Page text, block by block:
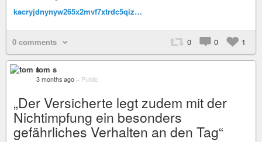
kacryjdnynyw265x2mvf7xtrdc5qiz…
0 comments 0 0 1
tom s
3 months ago – Public
„Der Versicherte legt zudem mit der
Nichtimpfung ein besonders
gefährliches Verhalten an den Tag“